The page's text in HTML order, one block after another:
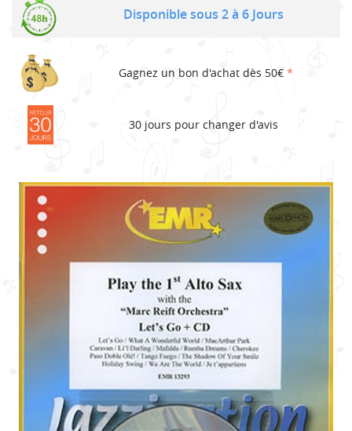
Disponible sous 2 à 6 Jours
Gagnez un bon d'achat dès 50€ *
30 jours pour changer d'avis